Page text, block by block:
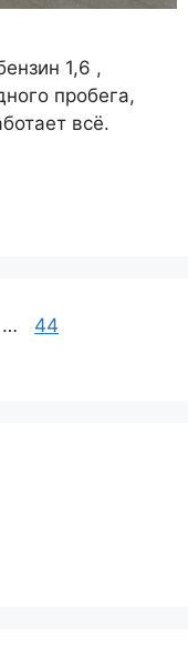
1,6 ,
пробега,
всё.
… Страница
44